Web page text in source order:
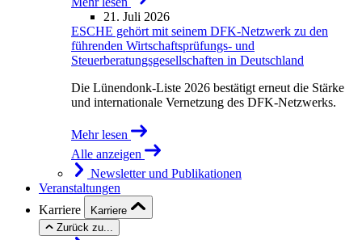
21. Juli 2026
ESCHE gehört mit seinem DFK-Netzwerk zu den
führenden Wirtschaftsprüfungs- und
Steuerberatungsgesellschaften in Deutschland
Die Lünendonk-Liste 2026 bestätigt erneut die Stärke
und internationale Vernetzung des DFK-Netzwerks.
Mehr lesen
Alle anzeigen
Newsletter und Publikationen
Veranstaltungen
Karriere
Karriere
Zurück zu...